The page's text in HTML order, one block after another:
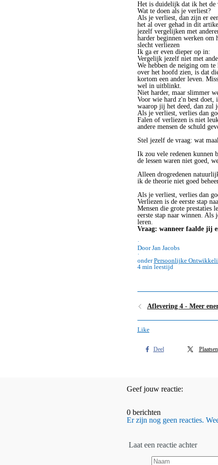
Het is duidelijk dat ik het de
Wat te doen als je verliest?
Als je verliest, dan zijn er
het al over gehad in dit
jezelf vergelijken met
harder beginnen werken om
slecht verliezen
Ik ga er even dieper op in:
Vergelijk jezelf niet met
We hebben de neiging om
over het hoofd zien, is dat
kortom een ander leven.
wel in uitblinkt.
Niet harder, maar slimmer
Voor wie hard z'n best doet,
waarop jij het deed, dan zul
Als je verliest, verlies dan
Falen of verliezen is niet
andere mensen de schuld
Stel jezelf de vraag: wat
Ik zou vele redenen kunnen
de lessen waren niet goed,
Alleen drogredenen
ik de theorie niet goed
Als je verliest, verlies dan
Verliezen is de eerste stap
Mensen die grote prestaties
eerste stap naar winnen. Als
leren.
Vraag: wanneer faalde jij
·
Door Jan Jacobs
·
onderPersoonlijke
4 min leestijd
Aflevering 4 - Meer
Like
Deel Plaatsen
Geef jouw reactie:
0 berichten
Er zijn nog geen reacties.
Laat een reactie achter